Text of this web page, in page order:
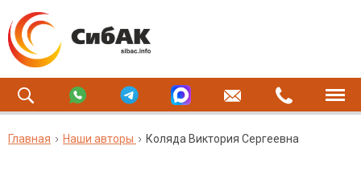
Главная Наши авторы Коляда Виктория Сергеевна